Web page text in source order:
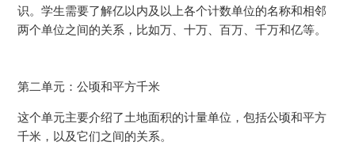
识。学生需要了解亿以内及以上各个计数单位的名称和相邻
两个单位之间的关系，比如万、十万、百万、千万和亿等。
第二单元：公顷和平方千米
这个单元主要介绍了土地面积的计量单位，包括公顷和平方
千米，以及它们之间的关系。